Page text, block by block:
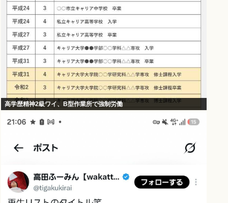
高学歴精神2級ワイ、B型作業所で強制労働